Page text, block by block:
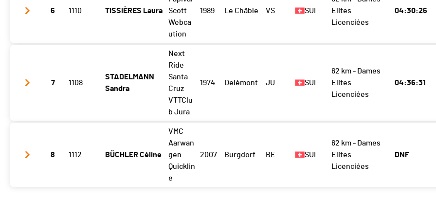
Les Haudères 2:09:40 (6)
6 1110 TISSIÈRES Laura
Scott
Webca
ution
1989 Le Châble VS SUI
Elites
Licenciées
04:30:26
2:07:52 (5)
2:37:52 (5)
7 1108
STADELMANN
Sandra
Next
Ride
Santa
Cruz
VTTClu
b Jura
1974 Delémont JU SUI
62 km - Dames
Elites
Licenciées
04:36:31
Les Haudères 2:12:10 (7)
8 1112 BÜCHLER Céline
VMC
Aarwan
gen -
Quicklin
e
2007 Burgdorf BE SUI
62 km - Dames
Elites
Licenciées
DNF